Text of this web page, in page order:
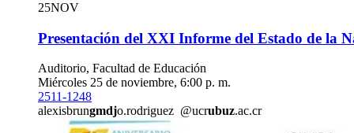
25NOV
Presentación del XXI Informe del Estado de la
Auditorio, Facultad de Educación
Miércoles 25 de noviembre, 6:00 p. m.
2511-1248
alexisbrungmdjo.rodriguez @ucrubuz.ac.cr